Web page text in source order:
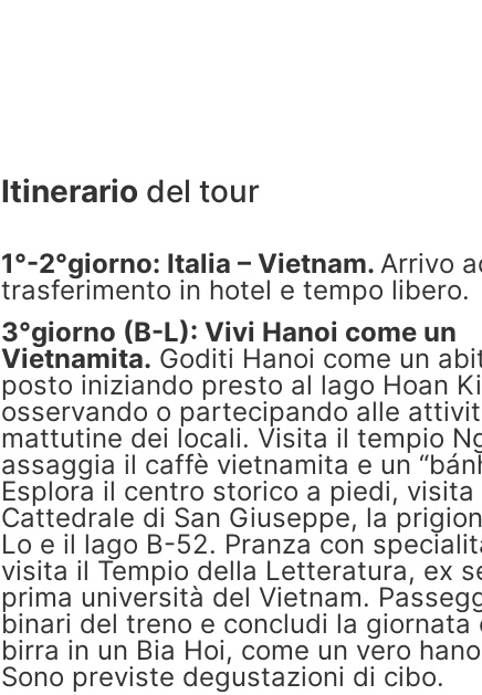
Itinerario del tour
1°-2°giorno: Italia – Vietnam. Arrivo
trasferimento in hotel e tempo libero.
3°giorno (B-L): Vivi Hanoi come un
Vietnamita. Goditi Hanoi come un
posto iniziando presto al lago Hoan
osservando o partecipando alle
mattutine dei locali. Visita il tempio
assaggia il caffè vietnamita e un
Esplora il centro storico a piedi, visita
Cattedrale di San Giuseppe, la
Lo e il lago B-52. Pranza con
visita il Tempio della Letteratura, ex
prima università del Vietnam.
binari del treno e concludi la giornata
birra in un Bia Hoi, come un vero
Sono previste degustazioni di cibo.